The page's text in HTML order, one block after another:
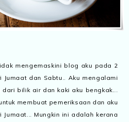
mengemaskini blog aku pada 2
dan Sabtu.. Aku mengalami
bilik air dan kaki aku bengkak...
membuat pemeriksaan dan aku
Mungkin ini adalah kerana